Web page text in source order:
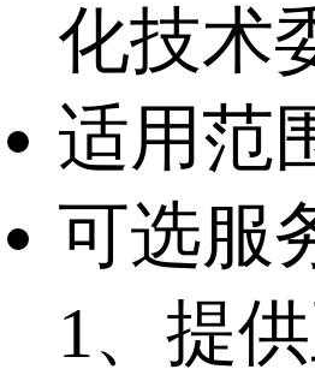
化技术
适用范
可选服
1、提